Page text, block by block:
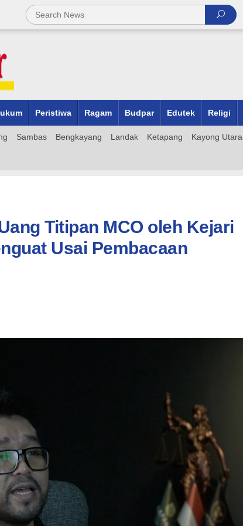
Peristiwa Ragam Budpar Edutek Religi
Sambas Bengkayang Landak Ketapang Kayong Utara
Titipan MCO oleh Kejari
Usai Pembacaan